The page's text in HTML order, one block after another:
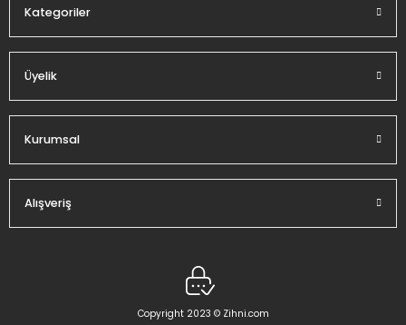
Kategoriler
Üyelik
Kurumsal
Alışveriş
Copyright 2023 © Zihni.com